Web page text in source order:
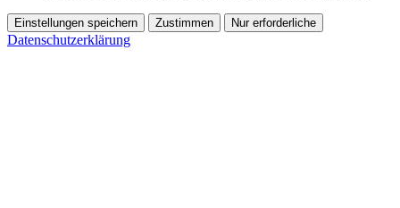
Einstellungen speichern Zustimmen Nur erforderliche
Datenschutzerklärung